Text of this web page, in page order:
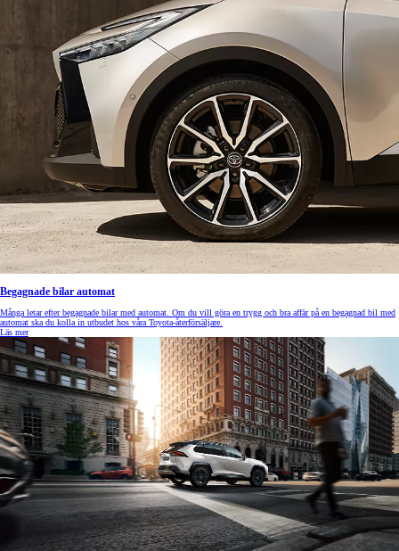
Begagnade bilar automat
Många letar efter begagnade bilar med automat. Om du vill göra en trygg och bra affär på en begagnad bil med
automat ska du kolla in utbudet hos våra Toyota-återförsäljare.
Läs mer